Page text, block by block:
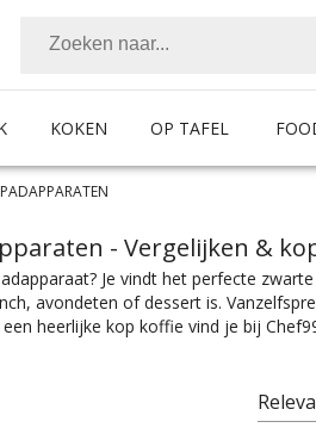
KOKEN OP TAFEL
- Vergelijken &
Je vindt het perfecte
avondeten of dessert is.
heerlijke kop koffie vind je bij
in diverse smaken heb je altijd de
En dat alles onder het mom:
is er wel wat wils. En met ook nog